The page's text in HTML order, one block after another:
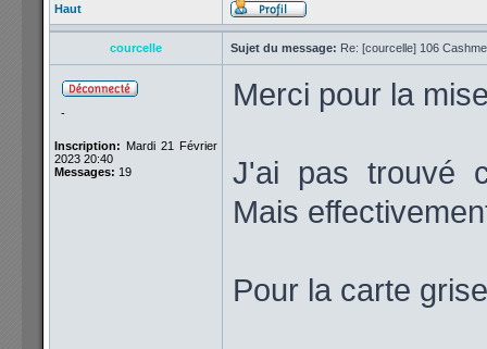
Haut
courcelle Sujet du message: Re: [courcelle] 106
-
Inscription: Mardi 21 Février
2023 20:40
Messages: 19
Merci pour la
J'ai pas trouvé
Mais
Pour la carte